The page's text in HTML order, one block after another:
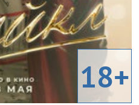
18+